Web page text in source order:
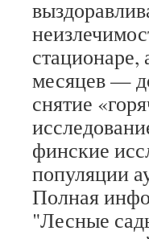
стационаре,
месяцев —
снятие
финские
популяции
Полная
"Лесные